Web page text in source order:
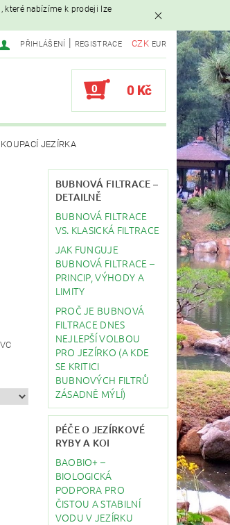
které nabízíme k prodeji lze
CZK EUR
PŘIHLÁŠENÍ REGISTRACE
0 0 Kč
JEZÍRKA
BUBNOVÁ FILTRACE –
DETAILNĚ
BUBNOVÁ FILTRACE
VS. KLASICKÁ FILTRACE
JAK FUNGUJE
BUBNOVÁ FILTRACE –
PRINCIP, VÝHODY A
LIMITY
PROČ JE BUBNOVÁ
FILTRACE DNES
NEJLEPŠÍ VOLBOU
PRO JEZÍRKO (A KDE
SE KRITICI
BUBNOVÝCH FILTRŮ
ZÁSADNĚ MÝLÍ)
PÉČE O JEZÍRKOVÉ
RYBY A KOI
BAOBIO+ –
BIOLOGICKÁ
PODPORA PRO
ČISTOU A STABILNÍ
VODU V JEZÍRKU